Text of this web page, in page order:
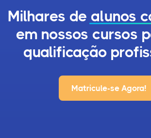
Milhares de alunos
em nossos cursos
qualificação
Matricule-se Agora!